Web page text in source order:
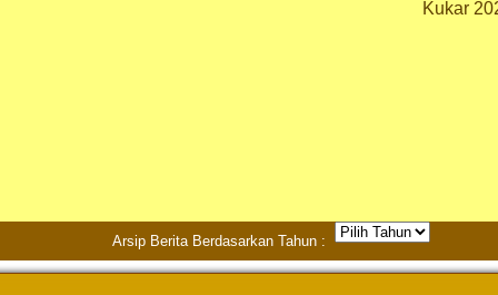
Kukar
Arsip Berita Berdasarkan Tahun :